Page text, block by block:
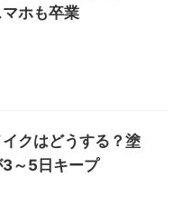
ホも卒業
クはどうする？塗
～5日キープ